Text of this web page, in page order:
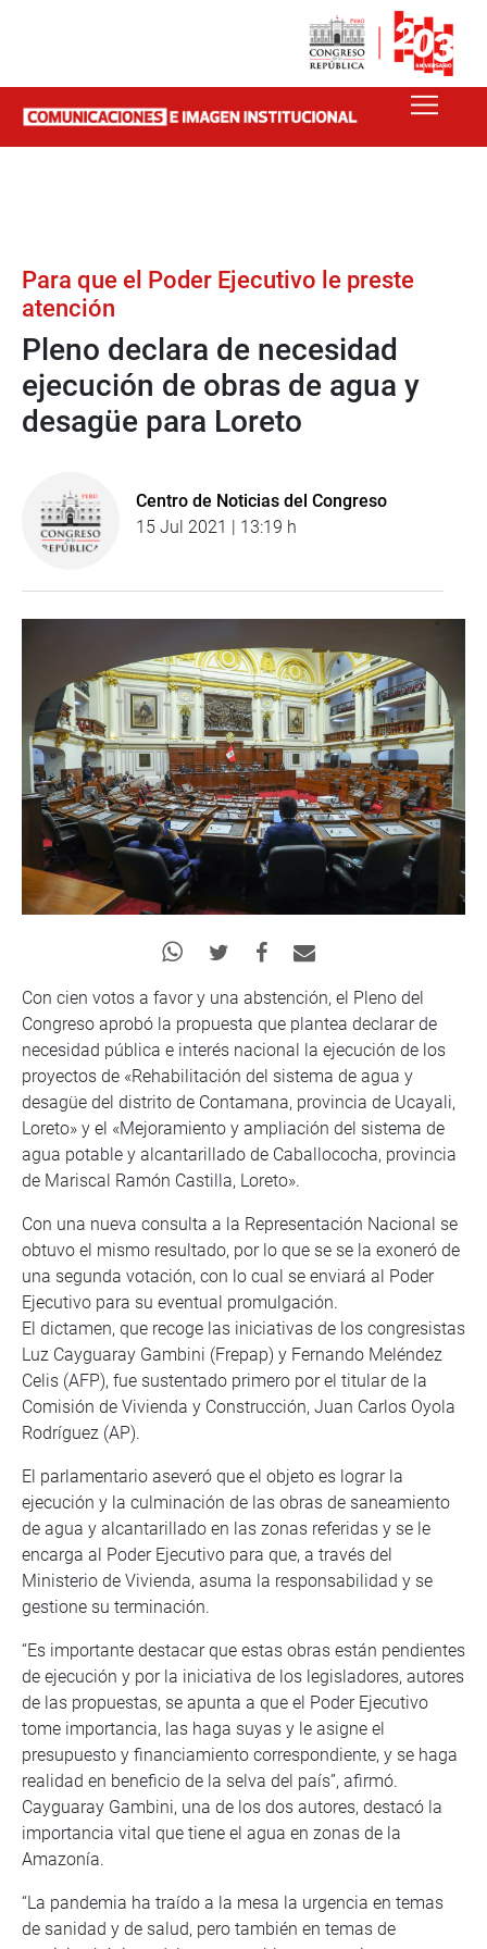
Para que el Poder Ejecutivo le preste
atención
Pleno declara de necesidad
ejecución de obras de agua y
desagüe para Loreto
Centro de Noticias del Congreso
15 Jul 2021 | 13:19 h
Con cien votos a favor y una abstención, el Pleno del
Congreso aprobó la propuesta que plantea declarar de
necesidad pública e interés nacional la ejecución de los
proyectos de «Rehabilitación del sistema de agua y
desagüe del distrito de Contamana, provincia de Ucayali,
Loreto» y el «Mejoramiento y ampliación del sistema de
agua potable y alcantarillado de Caballococha, provincia
de Mariscal Ramón Castilla, Loreto».
Con una nueva consulta a la Representación Nacional se
obtuvo el mismo resultado, por lo que se se la exoneró de
una segunda votación, con lo cual se enviará al Poder
Ejecutivo para su eventual promulgación.
El dictamen, que recoge las iniciativas de los congresistas
Luz Cayguaray Gambini (Frepap) y Fernando Meléndez
Celis (AFP), fue sustentado primero por el titular de la
Comisión de Vivienda y Construcción, Juan Carlos Oyola
Rodríguez (AP).
El parlamentario aseveró que el objeto es lograr la
ejecución y la culminación de las obras de saneamiento
de agua y alcantarillado en las zonas referidas y se le
encarga al Poder Ejecutivo para que, a través del
Ministerio de Vivienda, asuma la responsabilidad y se
gestione su terminación.
“Es importante destacar que estas obras están pendientes
de ejecución y por la iniciativa de los legisladores, autores
de las propuestas, se apunta a que el Poder Ejecutivo
tome importancia, las haga suyas y le asigne el
presupuesto y financiamiento correspondiente, y se haga
realidad en beneficio de la selva del país”, afirmó.
Cayguaray Gambini, una de los dos autores, destacó la
importancia vital que tiene el agua en zonas de la
Amazonía.
“La pandemia ha traído a la mesa la urgencia en temas
de sanidad y de salud, pero también en temas de